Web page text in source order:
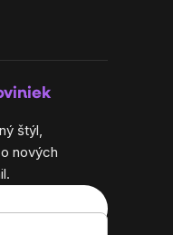
štýl,
nových